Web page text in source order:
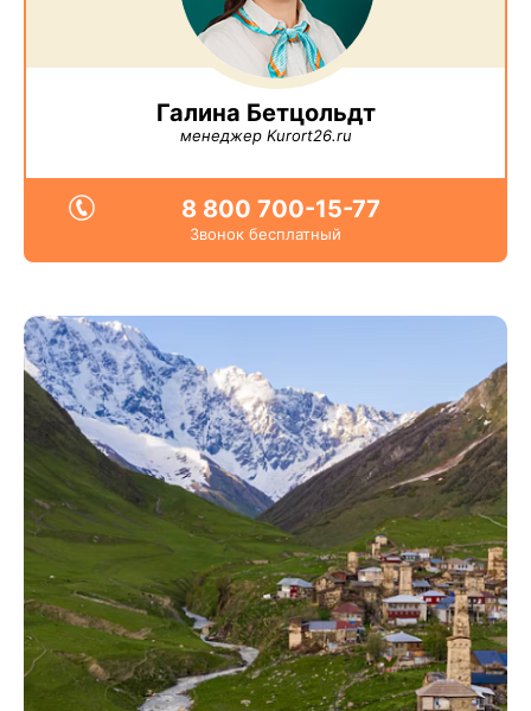
Галина Бетцольдт
менеджер Kurort26.ru
8 800 700-15-77
Звонок бесплатный